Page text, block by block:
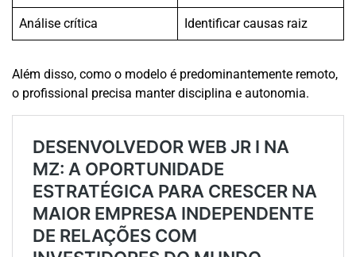
Análise crítica Identificar causas raiz
Além disso, como o modelo é predominantemente remoto,
o profissional precisa manter disciplina e autonomia.